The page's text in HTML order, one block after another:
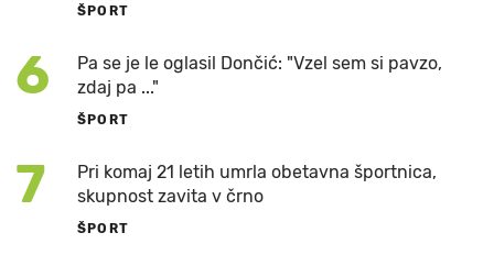
ŠPORT
6
Pa se je le oglasil Dončić: "Vzel sem si pavzo,
zdaj pa ..."
ŠPORT
7
Pri komaj 21 letih umrla obetavna športnica,
skupnost zavita v črno
ŠPORT